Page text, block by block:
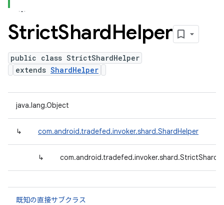
StrictShardHelper
public class StrictShardHelper
extends ShardHelper
java.lang.Object
↳ com.android.tradefed.invoker.shard.ShardHelper
↳
既知の直接サブクラス